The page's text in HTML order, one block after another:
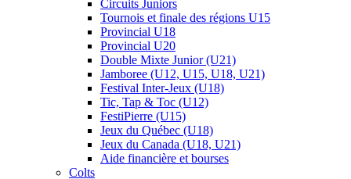
Circuits Juniors
Tournois et finale des régions U15
Provincial U18
Provincial U20
Double Mixte Junior (U21)
Jamboree (U12, U15, U18, U21)
Festival Inter-Jeux (U18)
Tic, Tap & Toc (U12)
FestiPierre (U15)
Jeux du Québec (U18)
Jeux du Canada (U18, U21)
Aide financière et bourses
Colts